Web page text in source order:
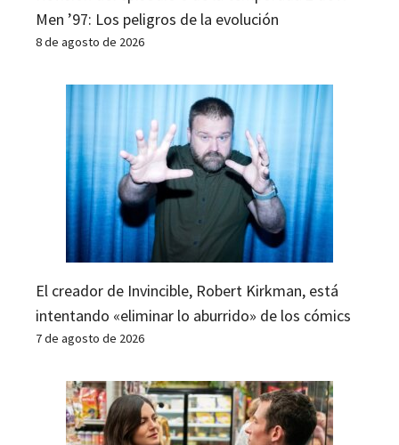
Men ’97: Los peligros de la evolución
8 de agosto de 2026
El creador de Invincible, Robert Kirkman, está
intentando «eliminar lo aburrido» de los cómics
7 de agosto de 2026